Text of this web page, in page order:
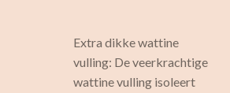
Extra dikke wattine
vulling: De veerkrachtige
wattine vulling isoleert